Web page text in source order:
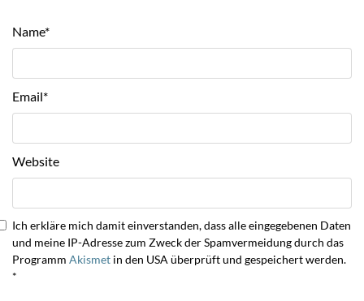
Name*
Email*
Website
Ich erkläre mich damit einverstanden, dass alle eingegebenen Daten
und meine IP-Adresse zum Zweck der Spamvermeidung durch das
Programm Akismet in den USA überprüft und gespeichert werden.
*